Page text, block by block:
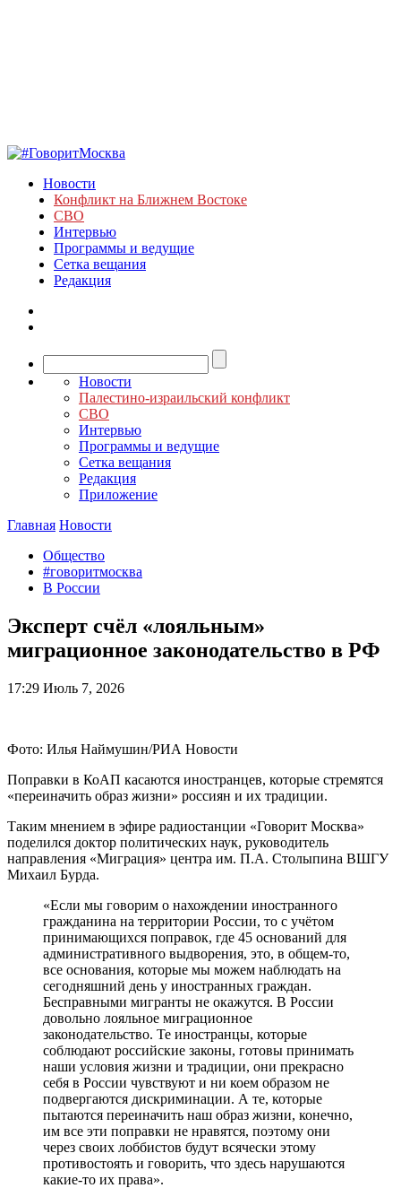
Новости
Конфликт на Ближнем Востоке
СВО
Интервью
Программы и ведущие
Сетка вещания
Редакция
Новости
Палестино-израильский конфликт
СВО
Интервью
Программы и ведущие
Сетка вещания
Редакция
Приложение
Главная Новости
Общество
#говоритмосква
В России
Эксперт счёл «лояльным»
миграционное законодательство в РФ
17:29 Июль 7, 2026
Фото: Илья Наймушин/РИА Новости
Поправки в КоАП касаются иностранцев, которые стремятся
«переиначить образ жизни» россиян и их традиции.
Таким мнением в эфире радиостанции «Говорит Москва»
поделился доктор политических наук, руководитель
направления «Миграция» центра им. П.А. Столыпина ВШГУ
Михаил Бурда.
«Если мы говорим о нахождении иностранного
гражданина на территории России, то с учётом
принимающихся поправок, где 45 оснований для
административного выдворения, это, в общем-то,
все основания, которые мы можем наблюдать на
сегодняшний день у иностранных граждан.
Бесправными мигранты не окажутся. В России
довольно лояльное миграционное
законодательство. Те иностранцы, которые
соблюдают российские законы, готовы принимать
наши условия жизни и традиции, они прекрасно
себя в России чувствуют и ни коем образом не
подвергаются дискриминации. А те, которые
пытаются переиначить наш образ жизни, конечно,
им все эти поправки не нравятся, поэтому они
через своих лоббистов будут всячески этому
противостоять и говорить, что здесь нарушаются
какие-то их права».